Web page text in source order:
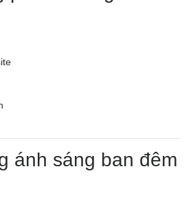
ánh sáng ban đêm